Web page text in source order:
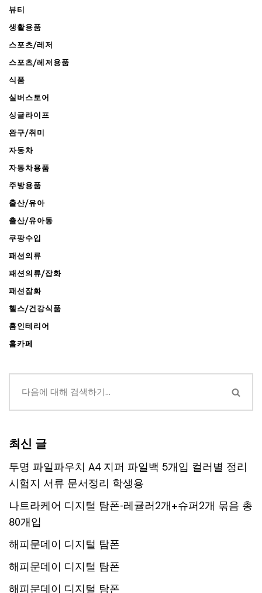
뷰티
생활용품
스포츠/레저
스포츠/레저용품
식품
실버스토어
싱글라이프
완구/취미
자동차
자동차용품
주방용품
출산/유아
출산/유아동
쿠팡수입
패션의류
패션의류/잡화
패션잡화
헬스/건강식품
홈인테리어
홈카페
최신 글
투명 파일파우치 A4 지퍼 파일백 5개입 컬러별 정리
시험지 서류 문서정리 학생용
나트라케어 디지털 탐폰-레귤러2개+슈퍼2개 묶음 총
80개입
해피문데이 디지털 탐폰
해피문데이 디지털 탐폰
해피문데이 디지털 탐폰